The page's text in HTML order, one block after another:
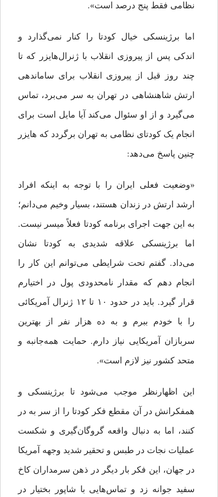
نظامی فقط پنج‌ درصد است».
اما برژینسکی خیال کودتا را کنار نمی‌گذارد و
اندکی پس از پیروزی انقلاب با ژنرال‌هایزر که تا
چند روز قبل از پیروزی انقلاب برای ساماندهی
ارتش شاهنشاهی در تهران به سر می‌برد، تماس
می‌گیرد و از او سئوال می‌کند آیا مایل است برای
انجام یک کودتای نظامی به تهران برگردد که‌ هایزر
چنین پاسخ می‌دهد:
«وضعیت فعلی ایران را با توجه به اینکه افراد
ارشد ارتش در زندان هستند، بسیار وخیم می‌دانم؛
به این جهت اجرای برنامه کودتا فعلاً میسر نیست.
اما برژینسکی علاقه شدیدی به کودتا نشان
می‌داد. گفتم تحت شرایطی می‌توانم این کار را
انجام دهم که مقدار نامحدودی پول در اختیارم
قرار گیرد. باید در حدود ۱۰ تا ۱۲ ژنرال آمریکائی
را با خودم ببرم و به ده هزار نفر از بهترین
سربازان آمریکایی نیاز دارم. حمایت همه‌جانبه و
متحد کشور نیز لازم است».
این اظهارنظر موجب می‌شود تا برژینسکی و
همفکرانش در آن مقطع فکر کودتا را از سر به در
کنند، اما به دنبال واقعه گروگان‌گیری و شکست
عملیات نجات در طبس و تحقیر شدید وجهه آمریکا
در جهان، این فکر بار دیگر در ذهن سرمداران کاخ
سفید جوانه زد و تماس‌هایی با شاپور بختیار در